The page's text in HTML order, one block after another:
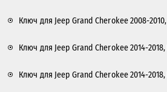
Ключ для Jeep Grand Cherokee 2008-
Ключ для Jeep Grand Cherokee 2014-2018,
Ключ для Jeep Grand Cherokee 2014-2018,